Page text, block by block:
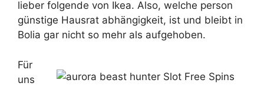
lieber folgende von Ikea. Also, welche person
günstige Hausrat abhängigkeit, ist und bleibt in
Bolia gar nicht so mehr als aufgehoben.
Für
uns